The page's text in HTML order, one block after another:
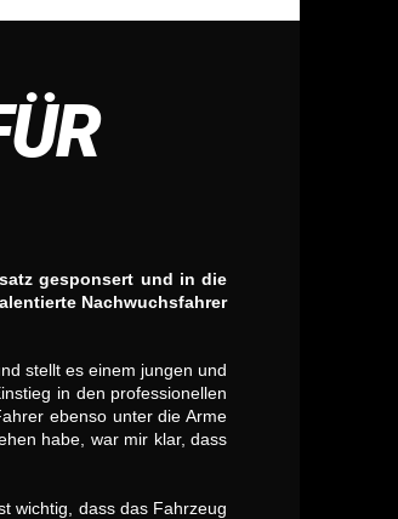
gesponsert und in die
Nachwuchsfahrer
stellt es einem jungen und
in den professionellen
ebenso unter die Arme
habe, war mir klar, dass
wichtig, dass das Fahrzeug